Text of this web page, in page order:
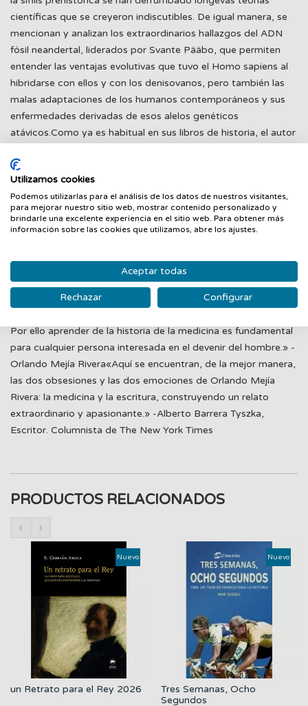
científicas que se creyeron indiscutibles. De igual manera, se
mencionan y analizan los extraordinarios hallazgos del ADN
fósil neandertal, liderados por Svante Pääbo, que permiten
entender las ventajas evolutivas que tuvo el Homo sapiens al
hibridarse con ellos y con los denisovanos, pero también las
malas adaptaciones de los humanos contemporáneos y sus
enfermedades derivadas de esos alelos genéticos
atávicos.Como ya es habitual en sus libros de historia, el autor
primera traducción completa de los cuarenta y ocho casos
clínicos del papiro de Edwin Smith desde la edición canónica
inglesa de J. H. Breasted (1930) pero teniendo en cuenta los
jeroglíficos y haciendo una novedosa interpretación
contemporánea del papiro tanto médica como filológica.«La
nos ayuda a comprender de una forma más profunda
nuestros actuales problemas científicos y sociales,
convirtiéndose en un poderoso instrumento conceptual que
Por ello aprender de la historia de la medicina es fundamental
para cualquier persona interesada en el devenir del hombre.» -
Orlando Mejía Rivera«Aquí se encuentran, de la mejor manera,
las dos obsesiones y las dos emociones de Orlando Mejía
Rivera: la medicina y la escritura, construyendo un relato
extraordinario y apasionante.» -Alberto Barrera Tyszka,
Escritor. Columnista de The New York Times
PRODUCTOS RELACIONADOS
‹ ›
Nuevo
un Retrato para el Rey 2026
Nuevo
Tres Semanas, Ocho
Segundos
Utilizamos cookies
Podemos utilizarlas para el análisis de los datos de nuestros visitantes,
para mejorar nuestro sitio web, mostrar contenido personalizado y
brindarle una excelente experiencia en el sitio web. Para obtener más
información sobre las cookies que utilizamos, abre los ajustes.
Aceptar todas
Rechazar Configurar